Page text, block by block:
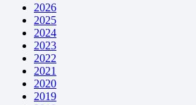
2026
2025
2024
2023
2022
2021
2020
2019